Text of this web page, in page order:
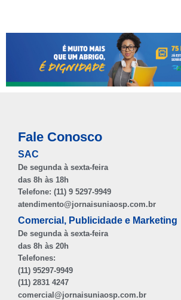
Fale Conosco
SAC
De segunda à sexta-feira
das 8h às 18h
Telefone: (11) 9 5297-9949
atendimento@jornaisuniaosp.com.br
Comercial, Publicidade e Marketing
De segunda à sexta-feira
das 8h às 20h
Telefones:
(11) 95297-9949
(11) 2831 4247
comercial@jornaisuniaosp.com.br